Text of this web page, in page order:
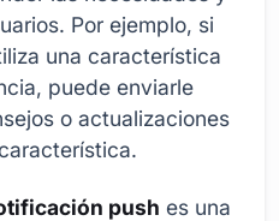
Por ejemplo, si
una característica
puede enviarle
o actualizaciones
push es una